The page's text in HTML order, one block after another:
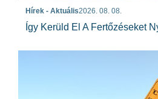
Hírek - Aktuális2026. 08. 08.
Így Kerüld El A Fertőzéseket